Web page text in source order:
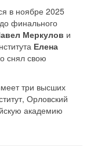
в ноябре 2025
финального
Меркулов и
Елена
снял свою
три высших
Орловский
академию